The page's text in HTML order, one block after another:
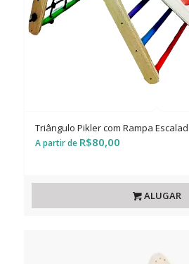
Triângulo Pikler com Rampa
R$80,00
ALUGAR